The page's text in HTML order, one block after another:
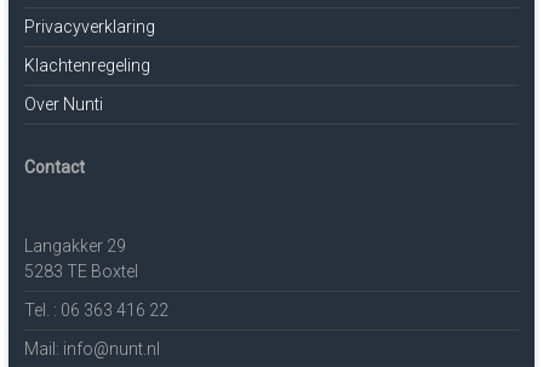
Privacyverklaring
Klachtenregeling
Over Nunti
Contact
Langakker 29
5283 TE Boxtel
Tel. : 06 363 416 22
Mail: info@nunt.nl